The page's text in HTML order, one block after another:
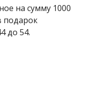
на сумму 1000
подарок
до 54.